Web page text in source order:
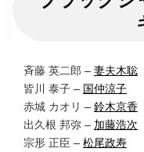
斉藤 英二郎 –妻夫木聡
皆川 泰子 – 国仲涼子
赤城 カオリ –鈴木京香
出久根 邦弥 – 加藤浩次
宗形 正臣 –松尾政寿